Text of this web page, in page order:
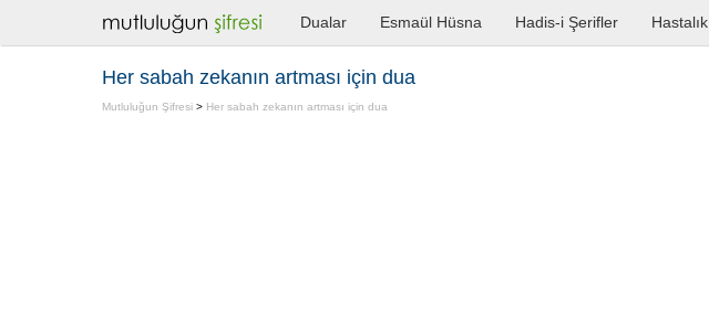
Dualar Esmaül Hüsna Hadis-i Şerifler Hastalık
Her sabah zekanın artması için dua
Mutluluğun Şifresi > Her sabah zekanın artması için dua